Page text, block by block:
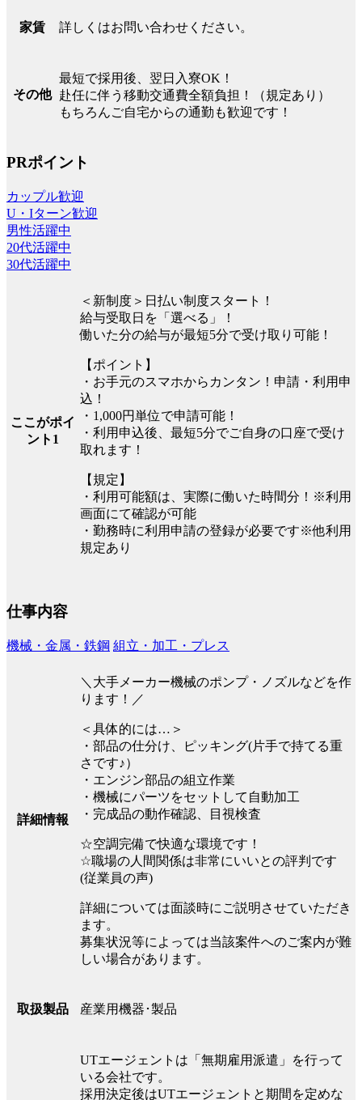
家賃 詳しくはお問い合わせください。
その他
最短で採用後、翌日入寮OK！
赴任に伴う移動交通費全額負担！（規定あり）
もちろんご自宅からの通勤も歓迎です！
PRポイント
カップル歓迎
U・Iターン歓迎
男性活躍中
20代活躍中
30代活躍中
ここがポイ
ント1
＜新制度＞日払い制度スタート！
給与受取日を「選べる」！
働いた分の給与が最短5分で受け取り可能！
【ポイント】
・お手元のスマホからカンタン！申請・利用申
込！
・1,000円単位で申請可能！
・利用申込後、最短5分でご自身の口座で受け
取れます！
【規定】
・利用可能額は、実際に働いた時間分！※利用
画面にて確認が可能
・勤務時に利用申請の登録が必要です※他利用
規定あり
仕事内容
機械・金属・鉄鋼 組立・加工・プレス
詳細情報
＼大手メーカー機械のポンプ・ノズルなどを作
ります！／
＜具体的には…＞
・部品の仕分け、ピッキング(片手で持てる重
さです♪）
・エンジン部品の組立作業
・機械にパーツをセットして自動加工
・完成品の動作確認、目視検査
☆空調完備で快適な環境です！
☆職場の人間関係は非常にいいとの評判です
(従業員の声)
詳細については面談時にご説明させていただき
ます。
募集状況等によっては当該案件へのご案内が難
しい場合があります。
取扱製品 産業用機器･製品
UTエージェントは「無期雇用派遣」を行って
いる会社です。
採用決定後はUTエージェントと期間を定めな